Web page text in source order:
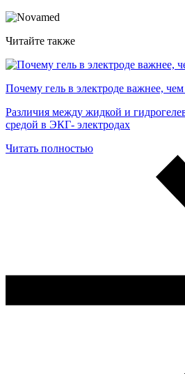
Читайте также
Почему гель в электроде важнее,
Различия между жидкой и
средой в ЭКГ- электродах
Читать полностью